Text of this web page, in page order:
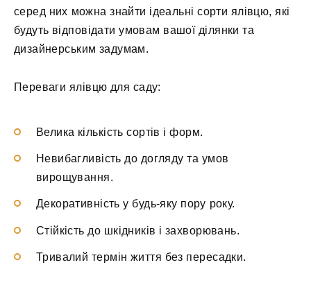
серед них можна знайти ідеальні сорти ялівцю, які
будуть відповідати умовам вашої ділянки та
дизайнерським задумам.
Переваги ялівцю для саду:
Велика кількість сортів і форм.
Невибагливість до догляду та умов
вирощування.
Декоративність у будь-яку пору року.
Стійкість до шкідників і захворювань.
Тривалий термін життя без пересадки.